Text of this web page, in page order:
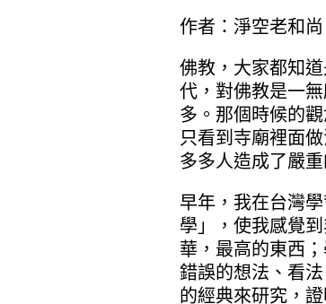
作者：淨空老和尚
佛教，大家都知
代，對佛教是一
多。那個時候的
只看到寺廟裡面
多多人造成了嚴重
早年，我在台灣
學」，使我感覺
華，最高的東西
錯誤的想法、看
的經典來研究，